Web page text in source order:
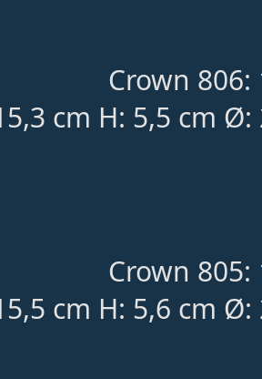
Crown 806:
cm H: 5,5 cm
Crown 805:
cm H: 5,6 cm